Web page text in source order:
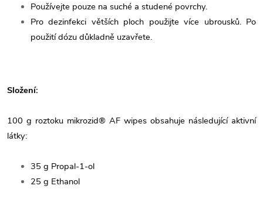
Používejte pouze na suché a studené povrchy.
Pro dezinfekci větších ploch použijte více ubrousků. Po
použití dózu důkladně uzavřete.
Složení:
100 g roztoku mikrozid® AF wipes obsahuje následující aktivní
látky:
35 g Propal-1-ol
25 g Ethanol